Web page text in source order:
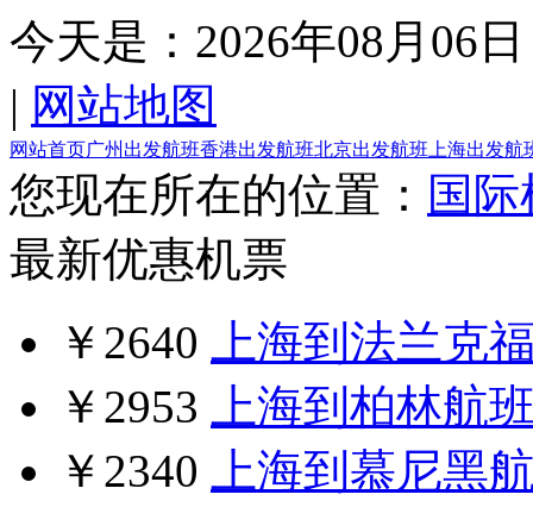
今天是： 2026年08月06日
| 网站地图
网站首页广州出发航班香港出发航班北京出发航班 上海出发航
您现在所在的位置： 国
最新优惠机票
￥2640
上海到法兰克
￥2953
上海到柏林航
￥2340
上海到慕尼黑